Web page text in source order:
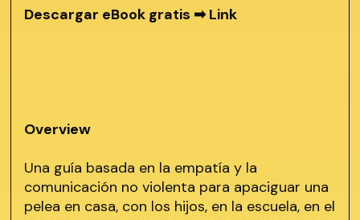
Descargar eBook gratis ➡Link
Overview
Una guía basada en la empatía y la
comunicación no violenta para apaciguar una
pelea en casa, con los hijos, en la escuela, en el